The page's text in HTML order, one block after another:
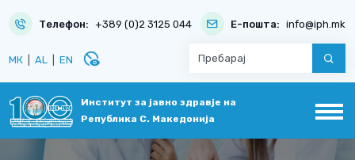
Телефон: +389 (0)2 3125 044 Е-пошта: info@iph.mk
МК AL EN disabled_visible
Институт за јавно здравје на
Република С. Македонија